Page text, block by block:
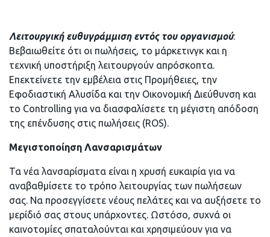
Λειτουργική ευθυγράμμιση εντός του οργανισμού:
Βεβαιωθείτε ότι οι πωλήσεις, το μάρκετινγκ και η
τεχνική υποστήριξη λειτουργούν απρόσκοπτα.
Επεκτείνετε την εμβέλεια στις Προμήθειες, την
Εφοδιαστική Αλυσίδα και την Οικονομική Διεύθυνση και
το Controlling για να διασφαλίσετε τη μέγιστη απόδοση
της επένδυσης στις πωλήσεις (ROS).
Μεγιστοποίηση Λανσαρισμάτων
Τα νέα λανσαρίσματα είναι η χρυσή ευκαιρία για να
αναβαθμίσετε το τρόπο λειτουργίας των πωλήσεων
σας. Να προσεγγίσετε νέους πελάτες και να αυξήσετε το
μερίδιό σας στους υπάρχοντες. Ωστόσο, συχνά οι
καινοτομίες σπαταλούνται και χρησιμεύουν για να